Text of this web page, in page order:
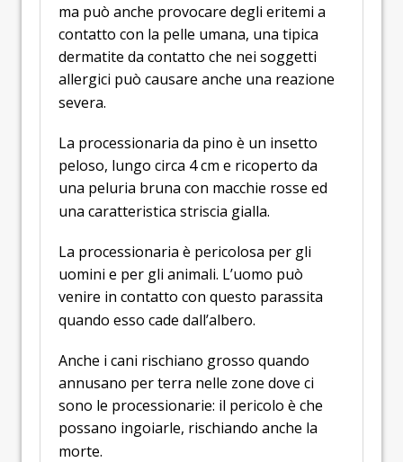
ma può anche provocare degli eritemi a
contatto con la pelle umana, una tipica
dermatite da contatto che nei soggetti
allergici può causare anche una reazione
severa.
La processionaria da pino è un insetto
peloso, lungo circa 4 cm e ricoperto da
una peluria bruna con macchie rosse ed
una caratteristica striscia gialla.
La processionaria è pericolosa per gli
uomini e per gli animali. L’uomo può
venire in contatto con questo parassita
quando esso cade dall’albero.
Anche i cani rischiano grosso quando
annusano per terra nelle zone dove ci
sono le processionarie: il pericolo è che
possano ingoiarle, rischiando anche la
morte.